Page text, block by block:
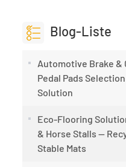
Blog-Liste
Automotive Brake &
Pedal Pads
Solution
Eco-Flooring
& Horse Stalls —
Stable Mats